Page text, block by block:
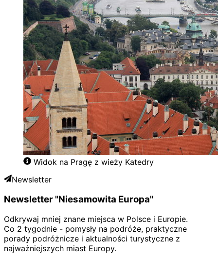
Widok na Pragę z wieży Katedry
Newsletter
Newsletter "Niesamowita Europa"
Odkrywaj mniej znane miejsca w Polsce i Europie.
Co 2 tygodnie - pomysły na podróże, praktyczne
porady podróżnicze i aktualności turystyczne z
najważniejszych miast Europy.